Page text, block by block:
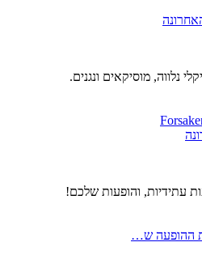
נלווה, מוסיקאים ונגנים.
עתידיות, והופעות שלכם!